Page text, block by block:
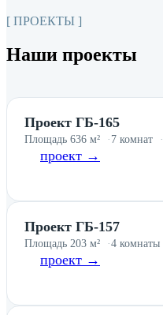
[ ПРОЕКТЫ ]
Наши проекты
Проект ГБ-165
Площадь 636 м² 7 комнат
проект →
Проект ГБ-157
Площадь 203 м² 4 комнаты
проект →